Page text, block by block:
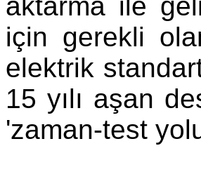
için gerekli
elektrik
15 yılı aşan
'zaman-test